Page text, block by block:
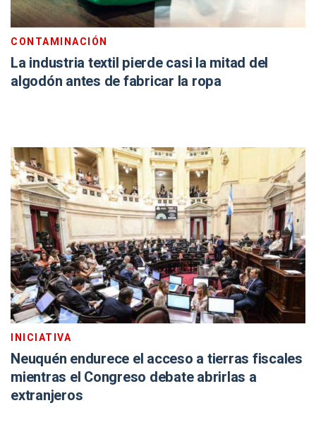
CONTAMINACIÓN
La industria textil pierde casi la mitad del
algodón antes de fabricar la ropa
INICIATIVA
Neuquén endurece el acceso a tierras fiscales
mientras el Congreso debate abrirlas a
extranjeros